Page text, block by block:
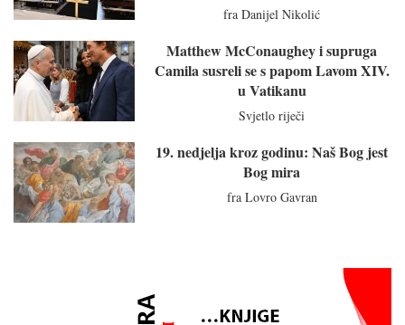
fra Danijel Nikolić
Matthew McConaughey i supruga
Camila susreli se s papom Lavom XIV.
u Vatikanu
Svjetlo riječi
19. nedjelja kroz godinu: Naš Bog jest
Bog mira
fra Lovro Gavran